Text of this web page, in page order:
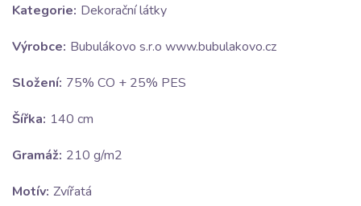
Kategorie: Dekorační látky
Výrobce: Bubulákovo s.r.o www.bubulakovo.cz
Složení: 75% CO + 25% PES
Šířka: 140 cm
Gramáž: 210 g/m2
Motív: Zvířatá